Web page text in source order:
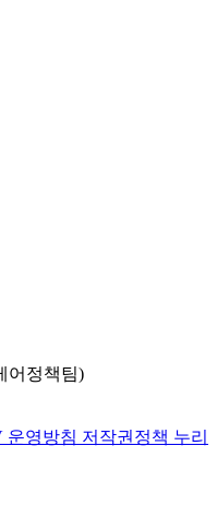
어정책팀)
운영방침 저작권정책 누리